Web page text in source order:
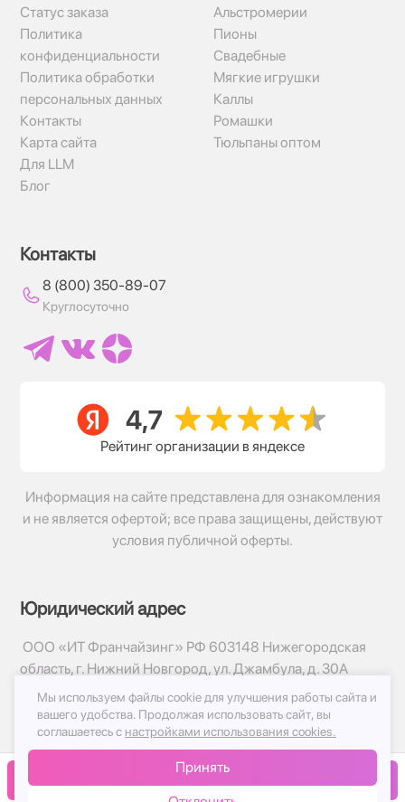
В корзину
Статус заказа
Политика
конфиденциальности
Политика обработки
персональных данных
Контакты
Карта сайта
Для LLM
Блог
Альстромерии
Пионы
Свадебные
Мягкие игрушки
Каллы
Ромашки
Тюльпаны оптом
Контакты
8 (800) 350-89-07
Круглосуточно
Рейтинг организации в яндексе
Информация на сайте представлена для ознакомления
и не является офертой; все права защищены, действуют
условия публичной оферты.
Юридический адрес
ООО «ИТ Франчайзинг» РФ 603148 Нижегородская
область, г. Нижний Новгород, ул. Джамбула, д. 30А
© 2017-2026г, База Цветов 24.ру
Политика конфиденциальности
Публичная оферта
Мы используем файлы cookie для улучшения работы сайта и
вашего удобства. Продолжая использовать сайт, вы
соглашаетесь с настройками использования cookies.
Принять